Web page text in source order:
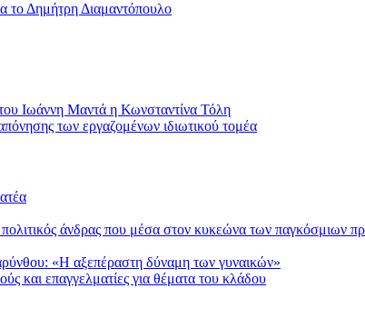
το Δημήτρη Διαμαντόπουλο
Μαντά η Κωνσταντίνα Τόλη
των εργαζομένων ιδιωτικού τομέα
άνδρας που μέσα στον κυκεώνα των παγκόσμιων
«Η αξεπέραστη δύναμη των γυναικών»
και επαγγελματίες για θέματα του κλάδου